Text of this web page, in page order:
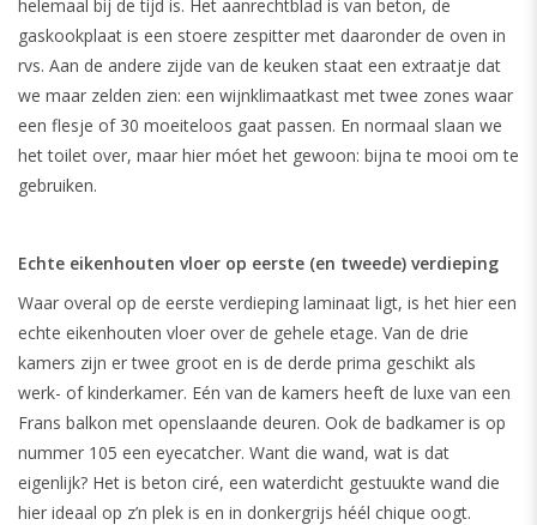
helemaal bij de tijd is. Het aanrechtblad is van beton, de
gaskookplaat is een stoere zespitter met daaronder de oven in
rvs. Aan de andere zijde van de keuken staat een extraatje dat
we maar zelden zien: een wijnklimaatkast met twee zones waar
een flesje of 30 moeiteloos gaat passen. En normaal slaan we
het toilet over, maar hier móet het gewoon: bijna te mooi om te
gebruiken.
Echte eikenhouten vloer op eerste (en tweede) verdieping
Waar overal op de eerste verdieping laminaat ligt, is het hier een
echte eikenhouten vloer over de gehele etage. Van de drie
kamers zijn er twee groot en is de derde prima geschikt als
werk- of kinderkamer. Eén van de kamers heeft de luxe van een
Frans balkon met openslaande deuren. Ook de badkamer is op
nummer 105 een eyecatcher. Want die wand, wat is dat
eigenlijk? Het is beton ciré, een waterdicht gestuukte wand die
hier ideaal op z’n plek is en in donkergrijs héél chique oogt.